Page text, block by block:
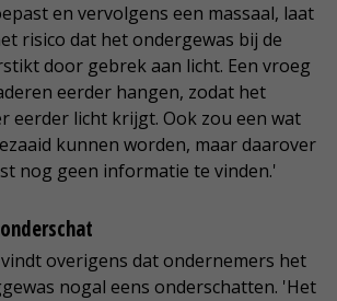
en vervolgens een massaal, laat
risico dat het ondergewas bij de
door gebrek aan licht. Een vroeg
eerder hangen, zodat het
eerder licht krijgt. Ook zou een wat
kunnen worden, maar daarover
nog geen informatie te vinden.'
overigens dat ondernemers het
nogal eens onderschatten. 'Het